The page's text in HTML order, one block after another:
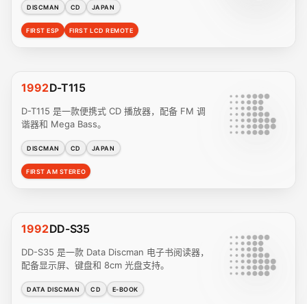
DISCMAN CD JAPAN
FIRST ESP FIRST LCD REMOTE
1992D-T115
D-T115 是一款便携式 CD 播放器，配备 FM 调
谐器和 Mega Bass。
DISCMAN CD JAPAN
FIRST AM STEREO
1992DD-S35
DD-S35 是一款 Data Discman 电子书阅读器，
配备显示屏、键盘和 8cm 光盘支持。
DATA DISCMAN CD E-BOOK